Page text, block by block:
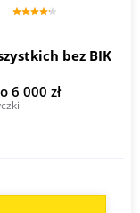
bez BIK
6 000 zł